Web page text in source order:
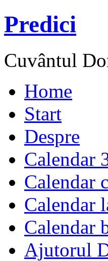
Predici
Cuvântul
Home
Start
Despre
Calendar
Calendar
Calendar
Calendar
Ajutorul